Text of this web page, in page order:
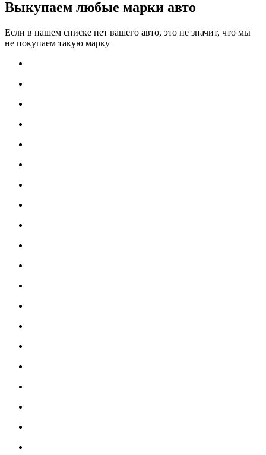
Выкупаем любые марки авто
Если в нашем списке нет вашего авто, это не значит, что мы
не покупаем такую марку